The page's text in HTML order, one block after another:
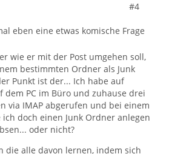
#4
eben eine etwas komische Frage
wie er mit der Post umgehen soll,
bestimmten Ordner als Junk
Punkt ist der... Ich habe auf
dem PC im Büro und zuhause drei
via IMAP abgerufen und bei einem
doch einen Junk Ordner anlegen
oder nicht?
die alle davon lernen, indem sich